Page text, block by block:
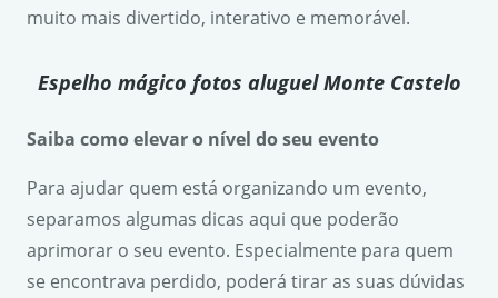
muito mais divertido, interativo e memorável.
Espelho mágico fotos aluguel Monte Castelo
Saiba como elevar o nível do seu evento
Para ajudar quem está organizando um evento,
separamos algumas dicas aqui que poderão
aprimorar o seu evento. Especialmente para quem
se encontrava perdido, poderá tirar as suas dúvidas